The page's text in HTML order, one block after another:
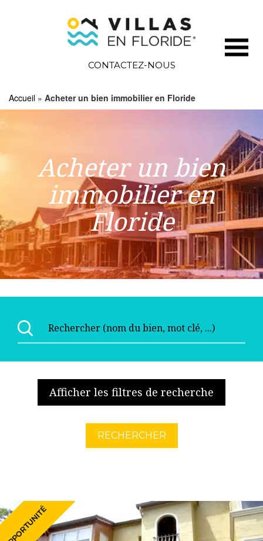
CONTACTEZ-NOUS
Accueil » Acheter un bien immobilier en Floride
Acheter un bien
immobilier en
Floride
Afficher les filtres de recherche